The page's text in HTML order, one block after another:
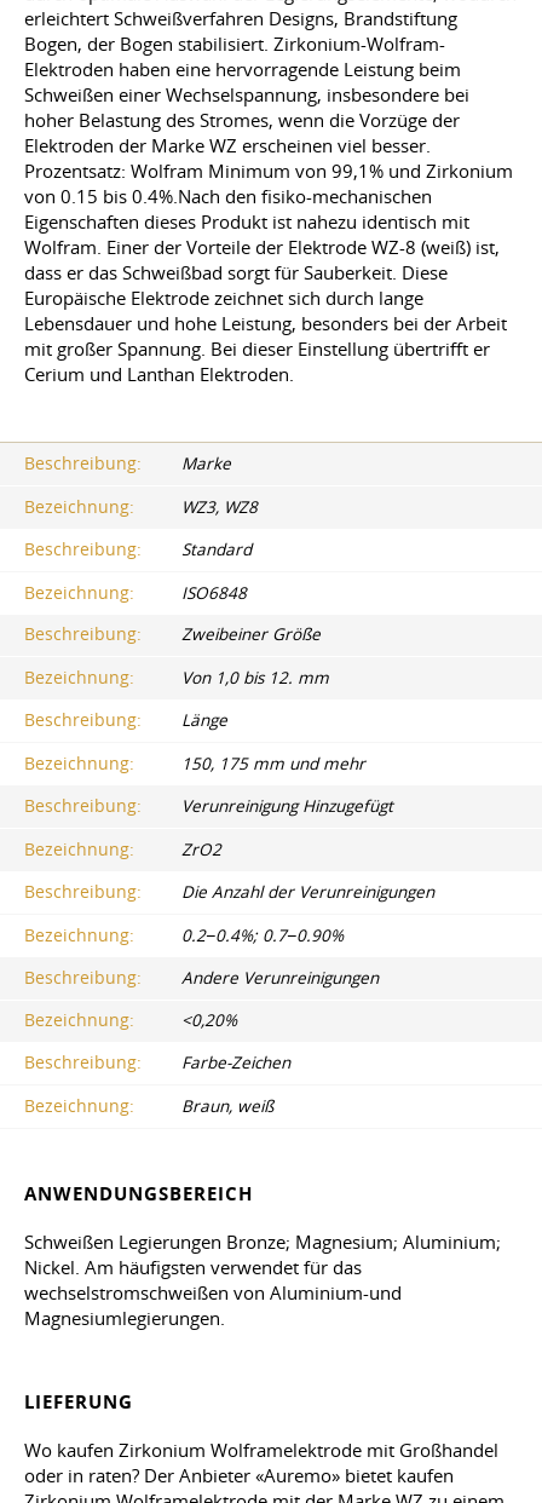
erleichtert Schweißverfahren Designs, Brandstiftung
Bogen, der Bogen stabilisiert. Zirkonium-Wolfram-
Elektroden haben eine hervorragende Leistung beim
Schweißen einer Wechselspannung, insbesondere bei
hoher Belastung des Stromes, wenn die Vorzüge der
Elektroden der Marke WZ erscheinen viel besser.
Prozentsatz: Wolfram Minimum von 99,1% und Zirkonium
von 0.15 bis 0.4%.Nach den fisiko-mechanischen
Eigenschaften dieses Produkt ist nahezu identisch mit
Wolfram. Einer der Vorteile der Elektrode WZ-8 (weiß) ist,
dass er das Schweißbad sorgt für Sauberkeit. Diese
Europäische Elektrode zeichnet sich durch lange
Lebensdauer und hohe Leistung, besonders bei der Arbeit
mit großer Spannung. Bei dieser Einstellung übertrifft er
Cerium und Lanthan Elektroden.
Beschreibung:
Marke
Bezeichnung:
WZ3, WZ8
Beschreibung:
Standard
Bezeichnung:
ISO6848
Beschreibung:
Zweibeiner Größe
Bezeichnung:
Von 1,0 bis 12. mm
Beschreibung:
Länge
Bezeichnung:
150, 175 mm und mehr
Beschreibung:
Verunreinigung Hinzugefügt
Bezeichnung:
ZrO2
Beschreibung:
Die Anzahl der Verunreinigungen
Bezeichnung:
0.2−0.4%; 0.7−0.90%
Beschreibung:
Andere Verunreinigungen
Bezeichnung:
<0,20%
Beschreibung:
Farbe-Zeichen
Bezeichnung:
Braun, weiß
ANWENDUNGSBEREICH
Schweißen Legierungen Bronze; Magnesium; Aluminium;
Nickel. Am häufigsten verwendet für das
wechselstromschweißen von Aluminium-und
Magnesiumlegierungen.
LIEFERUNG
Wo kaufen Zirkonium Wolframelektrode mit Großhandel
oder in raten? Der Anbieter «Auremo» bietet kaufen